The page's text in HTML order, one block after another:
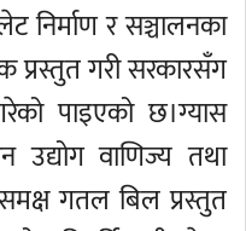
निर्माण र सञ्चालनका
प्रस्तुत गरी सरकारसँग
पाइएको छ।ग्यास
उद्योग वाणिज्य तथा
गतल बिल प्रस्तुत